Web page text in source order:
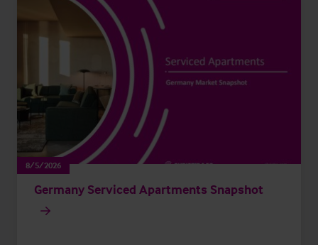
8/5/2026
Germany Serviced Apartments Snapshot